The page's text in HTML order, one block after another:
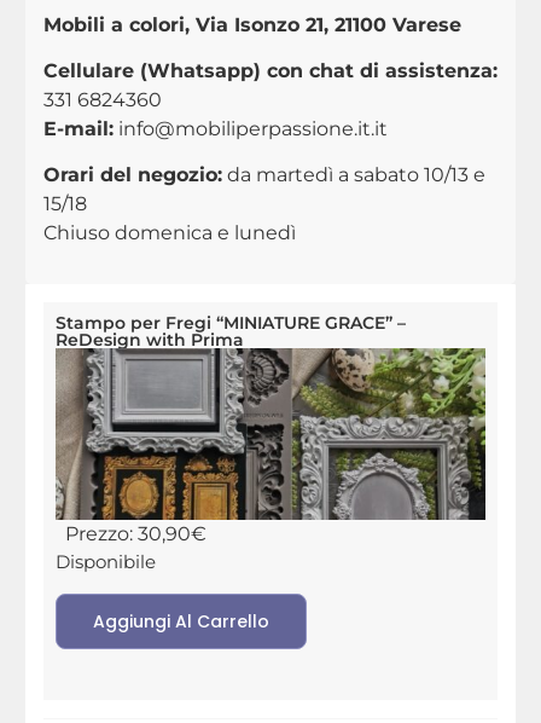
Stampo per Fregi “MINIATURE GRACE” –
ReDesign with Prima
Prezzo: 30,90€
Disponibile
Aggiungi Al Carrello
Mobili a colori, Via Isonzo 21, 21100 Varese
Cellulare (Whatsapp) con chat di assistenza:
331 6824360
E-mail: info@mobiliperpassione.it.it
Orari del negozio:da martedì a sabato 10/13 e
15/18
Chiuso domenica e lunedì